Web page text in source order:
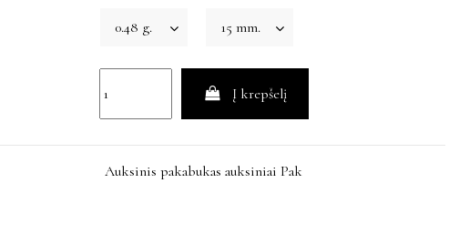
Į krepšelį
Auksinis pakabukas auksiniai Pak